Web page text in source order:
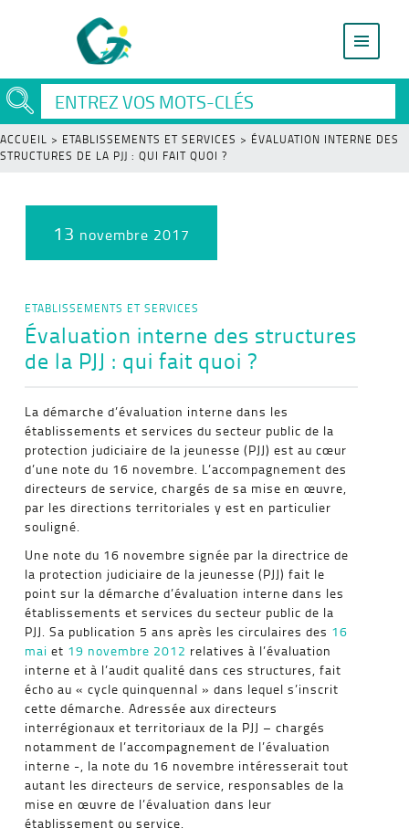
ACCUEIL > ETABLISSEMENTS ET SERVICES > ÉVALUATION INTERNE DES
STRUCTURES DE LA PJJ : QUI FAIT QUOI ?
13 novembre 2017
ETABLISSEMENTS ET SERVICES
Évaluation interne des structures
de la PJJ : qui fait quoi ?
La démarche d’évaluation interne dans les
établissements et services du secteur public de la
protection judiciaire de la jeunesse (PJJ) est au cœur
d’une note du 16 novembre. L’accompagnement des
directeurs de service, chargés de sa mise en œuvre,
par les directions territoriales y est en particulier
souligné.
Une note du 16 novembre signée par la directrice de
la protection judiciaire de la jeunesse (PJJ) fait le
point sur la démarche d’évaluation interne dans les
établissements et services du secteur public de la
PJJ. Sa publication 5 ans après les circulaires des 16
mai et 19 novembre 2012 relatives à l’évaluation
interne et à l’audit qualité dans ces structures, fait
écho au « cycle quinquennal » dans lequel s’inscrit
cette démarche. Adressée aux directeurs
interrégionaux et territoriaux de la PJJ – chargés
notamment de l’accompagnement de l’évaluation
interne -, la note du 16 novembre intéresserait tout
autant les directeurs de service, responsables de la
mise en œuvre de l’évaluation dans leur
établissement ou service.